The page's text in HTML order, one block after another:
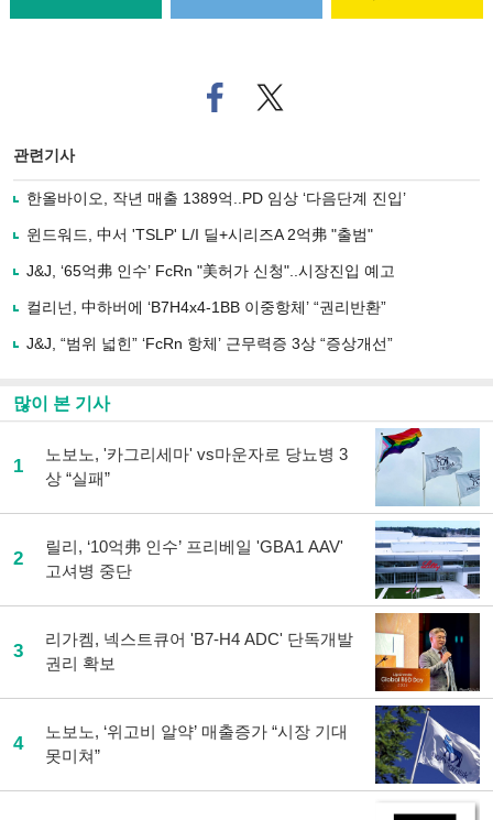
페
이
로
사
유
기
트위
터로
관련기사
한올바이오, 작년 매출 1389억..PD 임상 ‘다음단계 진입’
윈드워드, 中서 'TSLP' L/I 딜+시리즈A 2억弗 "출범"
J&J, ‘65억弗 인수’ FcRn "美허가 신청"..시장진입 예고
컬리넌, 中하버에 ‘B7H4x4-1BB 이중항체’ “권리반환”
J&J, “범위 넓힌” ‘FcRn 항체’ 근무력증 3상 “증상개선”
많이 본 기사
1
노보노, '카그리세마' vs마운자로 당뇨병 3
상 “실패”
2
릴리, ‘10억弗 인수’ 프리베일 'GBA1 AAV'
고셔병 중단
3
리가켐, 넥스트큐어 'B7-H4 ADC' 단독개발
권리 확보
4
노보노, ‘위고비 알약’ 매출증가 “시장 기대
못미쳐”